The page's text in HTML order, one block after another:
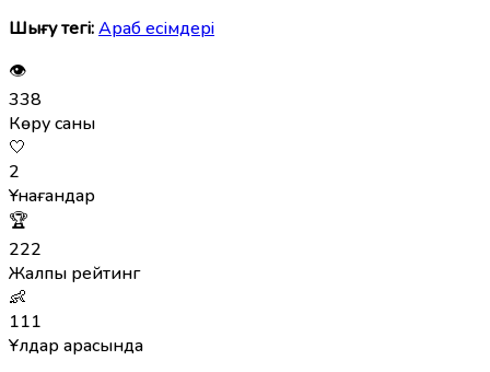
Шығу тегі:Араб есімдерi
👁
338
Көру саны
🤍
2
Ұнағандар
🏆
222
Жалпы рейтинг
👶
111
Ұлдар арасында